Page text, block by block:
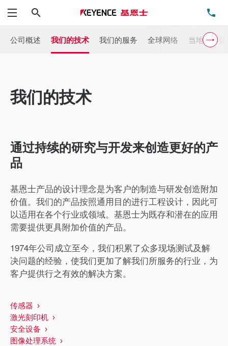
菜单
公司概述 我们的技术 我们的服务 全球网络 当地办事处
我们的技术
通过持续的研究与开发来创造更好的产
品
基恩士产品的设计理念是为客户的制造与研发创造附加
价值。我们的产品按照通用目的进行工程设计，因此可
以适用在各个行业或领域。基恩士为既存和潜在的应用
需要提供更具附加价值的产品。
1974年公司成立至今，我们积累了众多现场测试及解
决问题的经验，使我们更加了解我们所服务的行业，为
客户提供行之有效的解决方案。
传感器
激光刻印机
安全设备
图像处理系统